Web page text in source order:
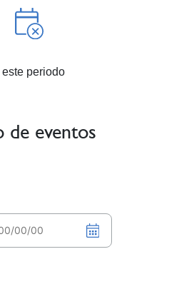
periodo
de eventos